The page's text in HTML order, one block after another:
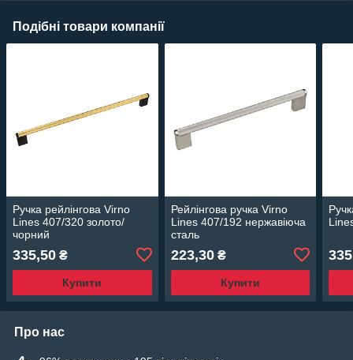
Подібні товари компанії
Ручка рейлінгова Virno
Lines 407/320 золото/
чорний
335,50 ₴
Купити
Рейлінгова ручка Virno
Lines 407/192 нержавіюча
сталь
223,30₴
Купити
Про нас